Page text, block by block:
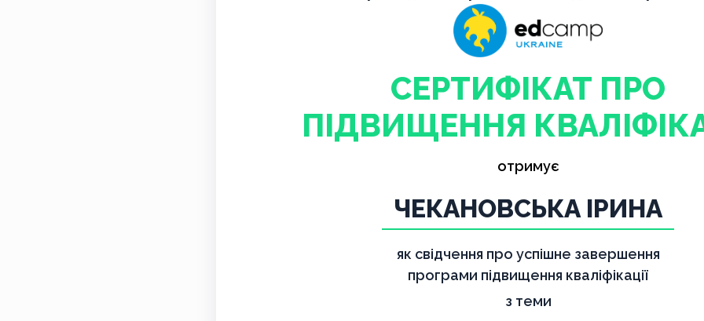
СЕРТИФІКАТ ПРО
ПІДВИЩЕННЯ
отримує
ЧЕКАНОВСЬКА ІРИНА
як свідчення про успішне завершення
програми підвищення кваліфікації
з теми